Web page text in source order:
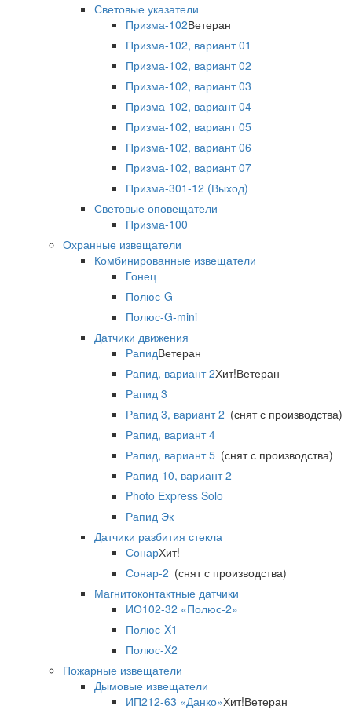
Световые указатели
Призма-102Ветеран
Призма-102, вариант 01
Призма-102, вариант 02
Призма-102, вариант 03
Призма-102, вариант 04
Призма-102, вариант 05
Призма-102, вариант 06
Призма-102, вариант 07
Призма-301-12 (Выход)
Световые оповещатели
Призма-100
Охранные извещатели
Комбинированные извещатели
Гонец
Полюс-G
Полюс-G-mini
Датчики движения
РапидВетеран
Рапид, вариант 2Хит!Ветеран
Рапид 3
Рапид 3, вариант 2 (снят с производства)
Рапид, вариант 4
Рапид, вариант 5 (снят с производства)
Рапид-10, вариант 2
Photo Express Solo
Рапид Эк
Датчики разбития стекла
СонарХит!
Сонар-2 (снят с производства)
Магнитоконтактные датчики
ИО102-32 «Полюс-2»
Полюс-X1
Полюс-X2
Пожарные извещатели
Дымовые извещатели
ИП212-63 «Данко»Хит!Ветеран